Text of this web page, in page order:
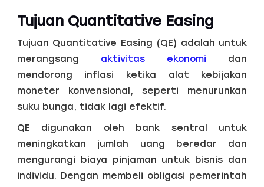
Tujuan Quantitative Easing
Tujuan Quantitative Easing (QE) adalah untuk
merangsang aktivitas ekonomi dan
mendorong inflasi ketika alat kebijakan
moneter konvensional, seperti menurunkan
suku bunga, tidak lagi efektif.
QE digunakan oleh bank sentral untuk
meningkatkan jumlah uang beredar dan
mengurangi biaya pinjaman untuk bisnis dan
individu. Dengan membeli obligasi pemerintah